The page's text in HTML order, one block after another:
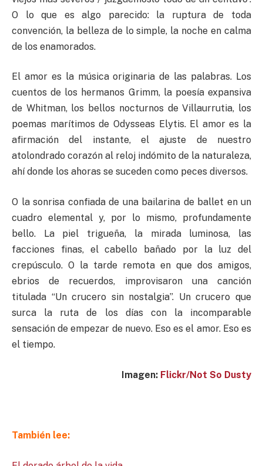
O lo que es algo parecido: la ruptura de toda
convención, la belleza de lo simple, la noche en calma
de los enamorados.
El amor es la música originaria de las palabras. Los
cuentos de los hermanos Grimm, la poesía expansiva
de Whitman, los bellos nocturnos de Villaurrutia, los
poemas marítimos de Odysseas Elytis. El amor es la
afirmación del instante, el ajuste de nuestro
atolondrado corazón al reloj indómito de la naturaleza,
ahí donde los ahoras se suceden como peces diversos.
O la sonrisa confiada de una bailarina de ballet en un
cuadro elemental y, por lo mismo, profundamente
bello. La piel trigueña, la mirada luminosa, las
facciones finas, el cabello bañado por la luz del
crepúsculo. O la tarde remota en que dos amigos,
ebrios de recuerdos, improvisaron una canción
titulada “Un crucero sin nostalgia”. Un crucero que
surca la ruta de los días con la incomparable
sensación de empezar de nuevo. Eso es el amor. Eso es
el tiempo.
Imagen: Flickr/Not So Dusty
También lee: